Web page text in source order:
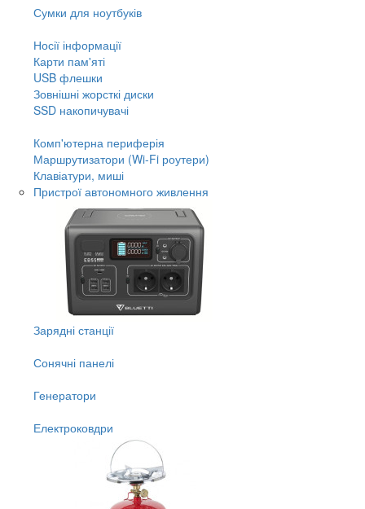
Сумки для ноутбуків
Носії інформації
Карти пам'яті
USB флешки
Зовнішні жорсткі диски
SSD накопичувачі
Комп'ютерна периферія
Маршрутизатори (Wi-Fi роутери)
Клавіатури, миші
Пристрої автономного живлення
Зарядні станції
Сонячні панелі
Генератори
Електроковдри